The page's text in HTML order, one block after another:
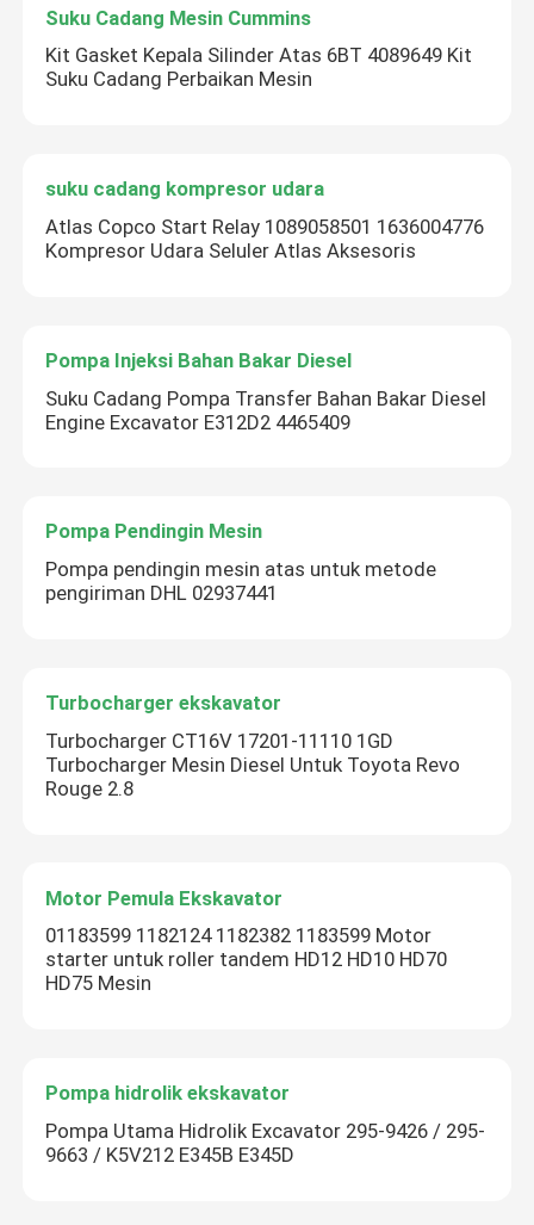
Suku Cadang Mesin Cummins
Kit Gasket Kepala Silinder Atas 6BT 4089649 Kit
Suku Cadang Perbaikan Mesin
suku cadang kompresor udara
Atlas Copco Start Relay 1089058501 1636004776
Kompresor Udara Seluler Atlas Aksesoris
Pompa Injeksi Bahan Bakar Diesel
Suku Cadang Pompa Transfer Bahan Bakar Diesel
Engine Excavator E312D2 4465409
Pompa Pendingin Mesin
Pompa pendingin mesin atas untuk metode
pengiriman DHL 02937441
Turbocharger ekskavator
Turbocharger CT16V 17201-11110 1GD
Turbocharger Mesin Diesel Untuk Toyota Revo
Rouge 2.8
Motor Pemula Ekskavator
01183599 1182124 1182382 1183599 Motor
starter untuk roller tandem HD12 HD10 HD70
HD75 Mesin
Pompa hidrolik ekskavator
Pompa Utama Hidrolik Excavator 295-9426 / 295-
9663 / K5V212 E345B E345D